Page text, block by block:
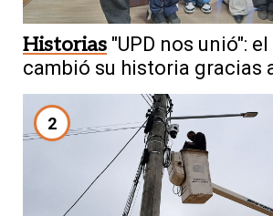
Historias "UPD nos unió":
cambió su historia gracias
2